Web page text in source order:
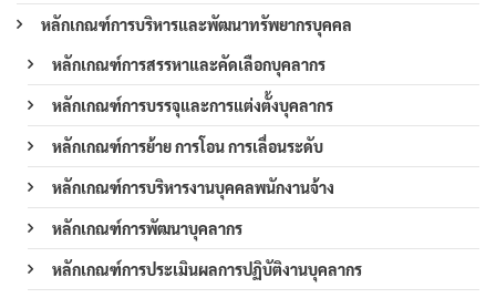
หลักเกณฑ์การบริหารและพัฒนาทรัพยากรบุคคล
หลักเกณฑ์การสรรหาและคัดเลือกบุคลากร
หลักเกณฑ์การบรรจุและการแต่งตั้งบุคลากร
หลักเกณฑ์การย้าย การโอน การเลื่อนระดับ
หลักเกณฑ์การบริหารงานบุคคลพนักงานจ้าง
หลักเกณฑ์การพัฒนาบุคลากร
หลักเกณฑ์การประเมินผลการปฏิบัติงานบุคลากร